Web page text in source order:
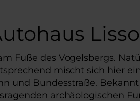
Fuße des Vogelsbergs.
mischt sich hier
und Bundesstraße.
archäologischen